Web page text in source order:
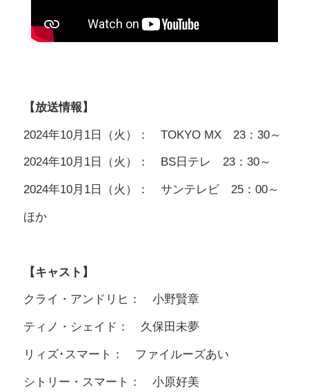
【放送情報】
2024年10月1日（火）： TOKYO MX 23：30～
2024年10月1日（火）： BS日テレ 23：30～
2024年10月1日（火）： サンテレビ 25：00～
ほか
【キャスト】
クライ・アンドリヒ： 小野賢章
ティノ・シェイド： 久保田未夢
リィズ･スマート： ファイルーズあい
シトリー・スマート： 小原好美